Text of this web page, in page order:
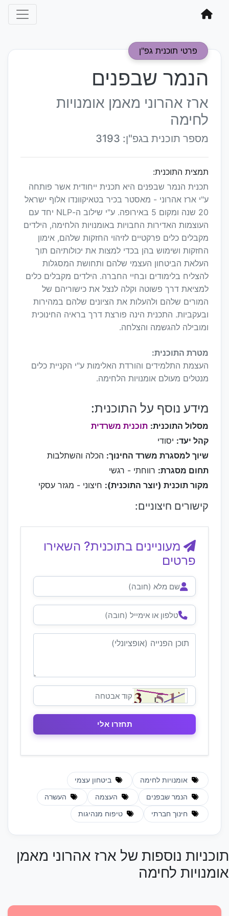
פרטי תוכנית גפ"ן
הנמר שבפנים
ארז אהרוני מאמן אומנויות
לחימה
מספר תוכנית בגפ"ן: 3193
תמצית התוכנית:
תכנית הנמר שבפנים היא תכנית ייחודית אשר פותחה
ע"י ארז אהרוני - מאסטר בכיר בטאיקוונדו אלוף ישראל
20 שנה ומקום 5 באירופה. ע"י שילוב ה-NLP יחד עם
העוצמות האדירות החבויות באומנויות הלחימה, הילדים
מקבלים כלים פרקטיים לזיהוי החזקות שלהם, אימון
החזקות ושימוש בהן בכדי למצות את יכולותיהם תוך
העלאת הביטחון העצמי שלהם ותחושת המסגלות
להצליח בלימודים ובחיי החברה. הילדים מקבלים כלים
למציאת דרך פשוטה וקלה לנצל את כישוריהם של
המורים שלהם ולהעלות את הציונים שלהם במהירות
ובעקביות. התכנית הינה פורצת דרך בראיה החינוכית
ומובילה להגשמה והצלחה.
מטרת התוכנית:
העצמת התלמידים והורדת האלימות ע"י הקניית כלים
מנטלים מעולם אומנויות הלחימה.
מידע נוסף על התוכנית:
מסלול התוכנית: תוכנית משרדית
קהל יעד: יסודי
שיוך למסגרת משרד החינוך: הכלה והשתלבות
תחום מסגרת: רווחתי - רגשי
מקור תוכנית (יוצר התוכנית): חיצוני - מגזר עסקי
קישורים חיצוניים:
מעוניינים בתוכנית? השאירו
פרטים
אומנויות לחימה ביטחון עצמי
הנמר שבפנים העצמה העשרה
חינוך חברתי טיפוח מנהיגות
תוכניות נוספות של ארז אהרוני מאמן
אומנויות לחימה